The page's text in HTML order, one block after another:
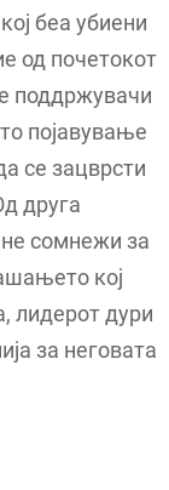
беа убиени
од почетокот
поддржувачи
појавување
се зацврсти
друга
сомнежи за
кој
лидерот дури
за неговата